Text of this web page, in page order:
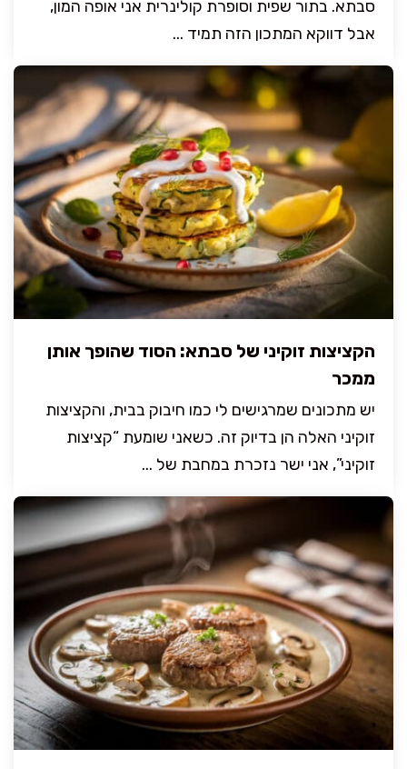
סבתא. בתור שפית וסופרת קולינרית אני אופה המון,
אבל דווקא המתכון הזה תמיד ...
הקציצות זוקיני של סבתא: הסוד שהופך אותן
ממכר
יש מתכונים שמרגישים לי כמו חיבוק בבית, והקציצות
זוקיני האלה הן בדיוק זה. כשאני שומעת “קציצות
זוקיני”, אני ישר נזכרת במחבת של ...